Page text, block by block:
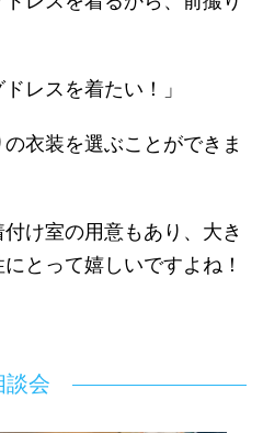
レスを着たい！」
衣装を選ぶことができま
け室の用意もあり、大き
とって嬉しいですよね！
談会